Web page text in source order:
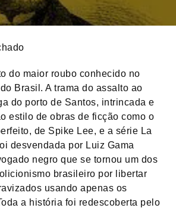
do maior roubo conhecido no
Brasil. A trama do assalto ao
do porto de Santos, intrincada e
estilo de obras de ficção como o
de Spike Lee, e a série La
desvendada por Luiz Gama
negro que se tornou um dos
brasileiro por libertar
usando apenas os
a história foi redescoberta pelo